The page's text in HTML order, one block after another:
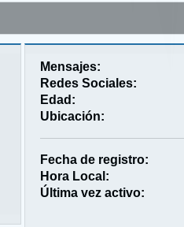
Mensajes:
Redes Sociales:
Edad:
Ubicación:
Fecha de registro:
Hora Local:
Última vez activo: